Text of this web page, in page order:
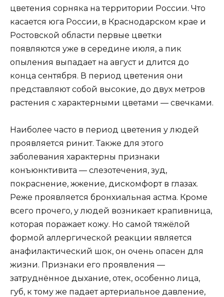
цветения сорняка на территории России. Что
касается юга России, в Краснодарском крае и
Ростовской области первые цветки
появляются уже в середине июля, а пик
опыления выпадает на август и длится до
конца сентября. В период цветения они
представляют собой высокие, до двух метров
растения с характерными цветами — свечками.
Наиболее часто в период цветения у людей
проявляется ринит. Также для этого
заболевания характерны признаки
конъюнктивита — слезотечения, зуд,
покраснение, жжение, дискомфорт в глазах.
Реже проявляется бронхиальная астма. Кроме
всего прочего, у людей возникает крапивница,
которая поражает кожу. Но самой тяжёлой
формой аллергической реакции является
анафилактический шок, он очень опасен для
жизни. Признаки его проявления —
затруднённое дыхание, отек, особенно лица,
губ, к тому же падает артериальное давление,